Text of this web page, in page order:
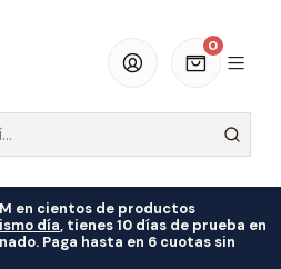
0
en cientos de productos
día, tienes 10 días de prueba en
Paga hasta en 6 cuotas sin